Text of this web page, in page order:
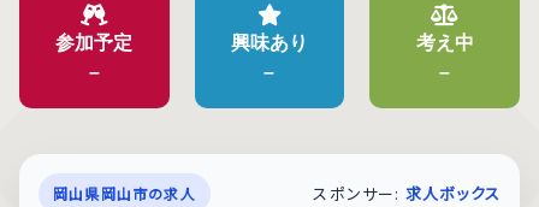
参加予定
–
興味あり
–
考え中
–
岡山県岡山市の求人 スポンサー: 求人ボックス